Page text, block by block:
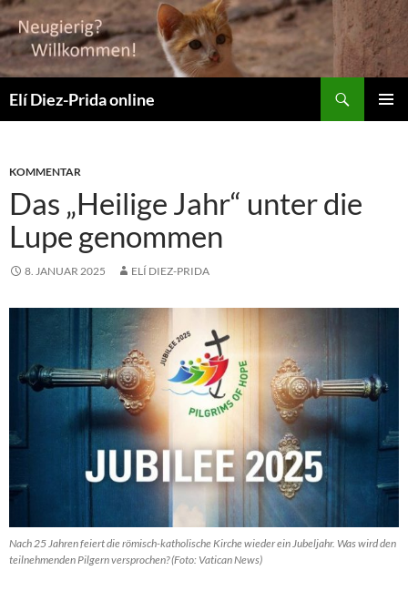
Elí Diez-Prida online
KOMMENTAR
Das „Heilige Jahr“ unter die
Lupe genommen
8. JANUAR 2025 ELÍ DIEZ-PRIDA
Nach 25 Jahren feiert die römisch-katholische Kirche wieder ein Jubeljahr. Was wird den
teilnehmenden Pilgern versprochen? (Foto: Vatican News)